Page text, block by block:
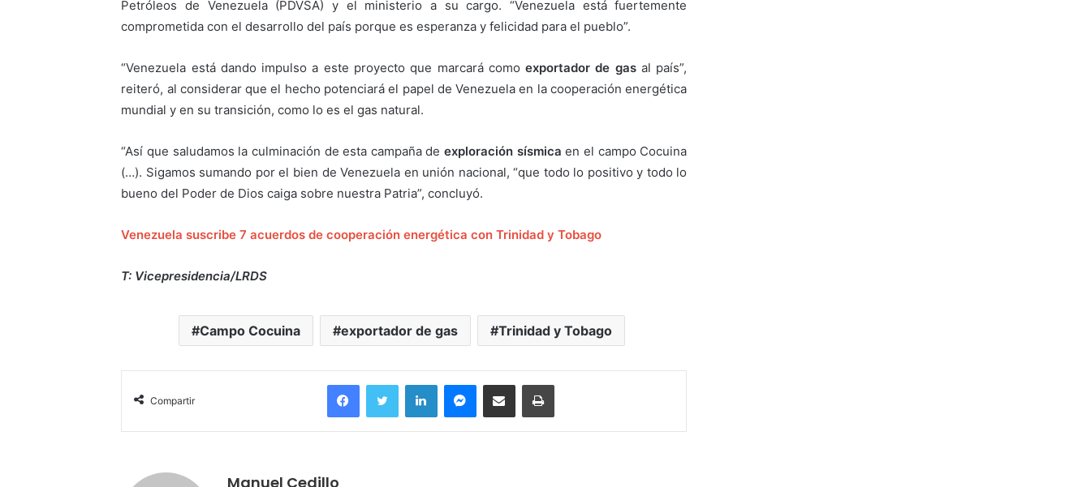
Petróleos de Venezuela (PDVSA) y el ministerio a su cargo. “Venezuela está fuertemente
comprometida con el desarrollo del país porque es esperanza y felicidad para el pueblo”.
“Venezuela está dando impulso a este proyecto que marcará comoexportador de gasal país”,
reiteró, al considerar que el hecho potenciará el papel de Venezuela en la cooperación energética
mundial y en su transición, como lo es el gas natural.
“Así que saludamos la culminación de esta campaña deexploración sísmica en el campo Cocuina
(…). Sigamos sumando por el bien de Venezuela en unión nacional, “que todo lo positivo y todo lo
bueno del Poder de Dios caiga sobre nuestra Patria”, concluyó.
Venezuela suscribe 7 acuerdos de cooperación energética con Trinidad y Tobago
T: Vicepresidencia/LRDS
Campo Cocuina exportador de gas Trinidad y Tobago
Compartir
FacebookTwitter LinkedInMessengerCompartir por correo electrónicoImprimir
Manuel Cedillo